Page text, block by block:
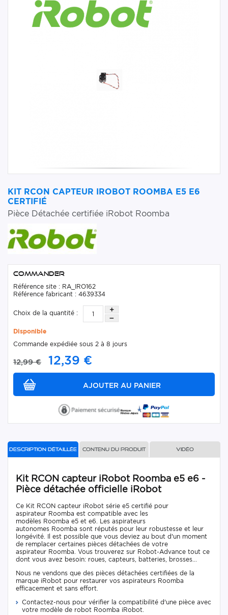
KIT RCON CAPTEUR IROBOT ROOMBA E5 E6
CERTIFIÉ
Pièce Détachée certifiée iRobot Roomba
Commander
Référence site : RA_IRO162
Référence fabricant : 4639334
Choix de la quantité :
Disponible
Commande expédiée sous 2 à 8 jours
12,99 € 12,39 €
Description détaillée Contenu du produit Vidéo
Kit RCON capteur iRobot Roomba e5 e6 -
Pièce détachée officielle iRobot
Ce Kit RCON capteur iRobot série e5 certifié pour
aspirateur Roomba est compatible avec les
modèles Roomba e5 et e6. Les aspirateurs
autonomes Roomba sont réputés pour leur robustesse et leur
longévité. Il est possible que vous deviez au bout d'un moment
de remplacer certaines pièces détachées de votre
aspirateur Roomba. Vous trouverez sur Robot-Advance tout ce
dont vous avez besoin: roues, capteurs, batteries, brosses...
Nous ne vendons que des pièces détachées certifiées de la
marque iRobot pour restaurer vos aspirateurs Roomba
efficacement et sans effort.
Contactez-nous pour vérifier la compatibilité d'une pièce avec
votre modèle de robot Roomba iRobot.